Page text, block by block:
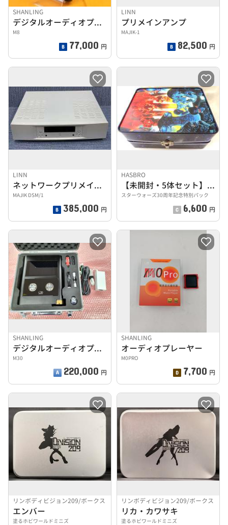
SHANLING
デジタルオーディオプレーヤー
M8
77,000 円
LINN
プリメインアンプ
MAJIK-1
82,500 円
LINN
ネットワークプリメインアンプ
MAJIK DSM/1
385,000 円
HASBRO
【未開封・5体セット】 ベーシック カンティーナバンド
スターウォーズ30周年記念特別パック
6,600 円
SHANLING
デジタルオーディオプレーヤー
M30
220,000 円
SHANLING
オーディオプレーヤー
M0PRO
7,700 円
リンボディビジョン209/ボークス
エンバー
塗るホビワールドミニズ
リンボディビジョン209/ボークス
リカ・カワサキ
塗るホビワールドミニズ